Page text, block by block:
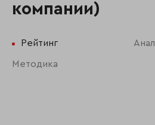
компании)
Рейтинг
Методика